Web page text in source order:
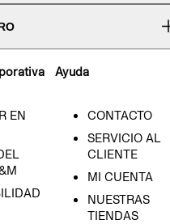
EN
Ayuda
CONTACTO
SERVICIO AL
CLIENTE
MI CUENTA
NUESTRAS
TIENDAS